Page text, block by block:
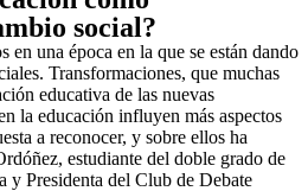
social?
en una época en la que se están dando
Transformaciones, que muchas
educativa de las nuevas
la educación influyen más aspectos
a reconocer, y sobre ellos ha
estudiante del doble grado de
Presidenta del Club de Debate